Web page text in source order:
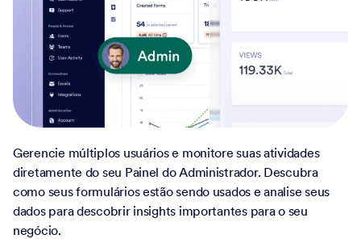
Gerencie múltiplos usuários e monitore suas atividades
diretamente do seu Painel do Administrador. Descubra
como seus formulários estão sendo usados e analise seus
dados para descobrir insights importantes para o seu
negócio.